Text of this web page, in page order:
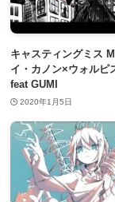
キャスティングミス
イ・カノン×ウォルピ
feat GUMI
2020年1月5日